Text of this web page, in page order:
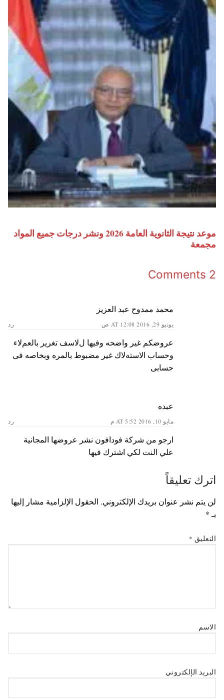
موعد نتيجة الثانوية العامة 2026 ونشر درجات جميع المواد
مجمعة
2 Comments
محمد ممدوح عبد العزيز
يونيو 29, 2016 AT 12:08 ص رد
عروضكم غير واضحه وفيها لﻻسف تغرير بالعمﻻء
وحساب اﻻستهﻻك غير مضبوط بالمره وبخاصه فى
حسابى
عبده
مايو 10, 2016 AT 5:52 م رد
ارجو من شركة فودافون نشر عروضها المجانية
علي النت لكي اشترك فيها
اترك تعليقاً
لن يتم نشر عنوان بريدك الإلكتروني. الحقول الإلزامية مشار إليها
بـ *
التعليق *
الاسم
البريد الإلكتروني